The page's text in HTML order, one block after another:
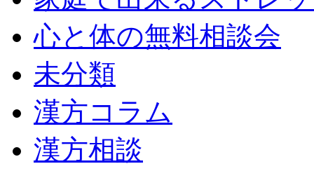
心と体の無料相談会
未分類
漢方コラム
漢方相談